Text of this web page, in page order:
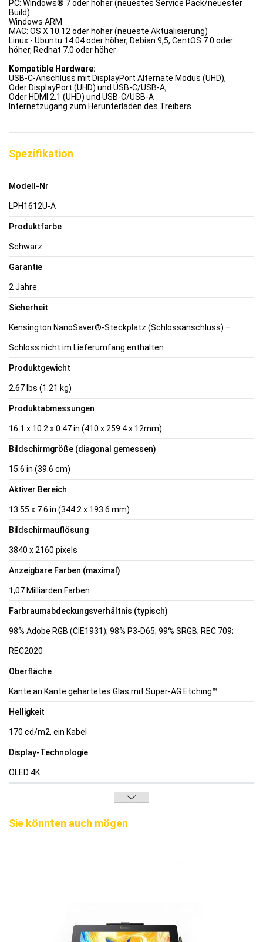
PC: Windows® 7 oder höher (neuestes Service Pack/neuester
Build)
Windows ARM
MAC: OS X 10.12 oder höher (neueste Aktualisierung)
Linux - Ubuntu 14.04 oder höher, Debian 9,5, CentOS 7.0 oder
höher, Redhat 7.0 oder höher
Kompatible Hardware:
USB-C-Anschluss mit DisplayPort Alternate Modus (UHD),
Oder DisplayPort (UHD) und USB-C/USB-A,
Oder HDMI 2.1 (UHD) und USB-C/USB-A
Internetzugang zum Herunterladen des Treibers.
Spezifikation
Modell-Nr
LPH1612U-A
Produktfarbe
Schwarz
Garantie
2 Jahre
Sicherheit
Kensington NanoSaver®-Steckplatz (Schlossanschluss) –
Schloss nicht im Lieferumfang enthalten
Produktgewicht
2.67 lbs (1.21 kg)
Produktabmessungen
16.1 x 10.2 x 0.47 in (410 x 259.4 x 12mm)
Bildschirmgröße (diagonal gemessen)
15.6 in (39.6 cm)
Aktiver Bereich
13.55 x 7.6 in (344.2 x 193.6 mm)
Bildschirmauflösung
3840 x 2160 pixels
Anzeigbare Farben (maximal)
1,07 Milliarden Farben
Farbraumabdeckungsverhältnis (typisch)
98% Adobe RGB (CIE1931); 98% P3-D65; 99% SRGB; REC 709;
REC2020
Oberfläche
Kante an Kante gehärtetes Glas mit Super-AG Etching™
Helligkeit
170 cd/m2, ein Kabel
Display-Technologie
OLED 4K
Sie könnten auch mögen